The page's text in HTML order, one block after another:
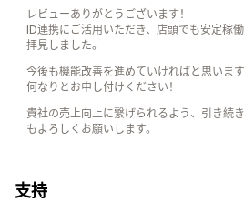
レビューありがとうございます！
ID連携にご活用いただき、店頭でも安定稼
拝見しました。
今後も機能改善を進めていければと思いま
何なりとお申し付けください！
貴社の売上向上に繋げられるよう、引き続
もよろしくお願いします。
支持